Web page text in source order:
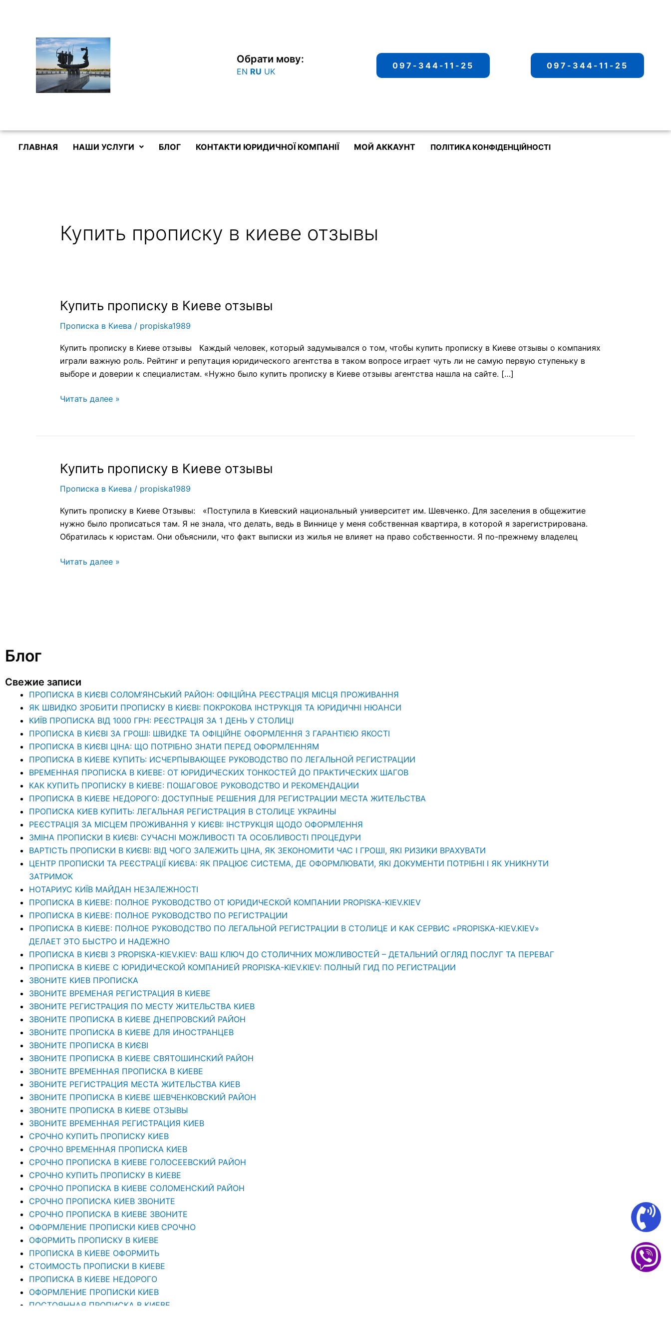
Обрати мову:
EN RU UK
097-344-11-25 097-344-11-25
ГЛАВНАЯ НАШИ УСЛУГИ БЛОГ КОНТАКТИ ЮРИДИЧНОЇ КОМПАНІЇ МОЙ АККАУНТ ПОЛІТИКА КОНФІДЕНЦІЙНОСТІ
Купить прописку в киеве отзывы
Купить прописку в Киеве отзывы
Прописка в Киева / propiska1989
Купить прописку в Киеве отзывы Каждый человек, который задумывался о том, чтобы купить прописку в Киеве отзывы о компаниях
играли важную роль. Рейтинг и репутация юридического агентства в таком вопросе играет чуть ли не самую первую ступеньку в
выборе и доверии к специалистам. «Нужно было купить прописку в Киеве отзывы агентства нашла на сайте. […]
Купить
прописку
в
Киеве
отзывы
Читать далее »
Купить прописку в Киеве отзывы
Прописка в Киева / propiska1989
Купить прописку в Киеве Отзывы: «Поступила в Киевский национальный университет им. Шевченко. Для заселения в общежитие
нужно было прописаться там. Я не знала, что делать, ведь в Виннице у меня собственная квартира, в которой я зарегистрирована.
Обратилась к юристам. Они объяснили, что факт выписки из жилья не влияет на право собственности. Я по-прежнему владелец
Купить
прописку
в
Киеве
отзывы
Читать далее »
Блог
Свежие записи
ПРОПИСКА В КИЄВІ СОЛОМ’ЯНСЬКИЙ РАЙОН: ОФІЦІЙНА РЕЄСТРАЦІЯ МІСЦЯ ПРОЖИВАННЯ
ЯК ШВИДКО ЗРОБИТИ ПРОПИСКУ В КИЄВІ: ПОКРОКОВА ІНСТРУКЦІЯ ТА ЮРИДИЧНІ НЮАНСИ
КИЇВ ПРОПИСКА ВІД 1000 ГРН: РЕЄСТРАЦІЯ ЗА 1 ДЕНЬ У СТОЛИЦІ
ПРОПИСКА В КИЄВІ ЗА ГРОШІ: ШВИДКЕ ТА ОФІЦІЙНЕ ОФОРМЛЕННЯ З ГАРАНТІЄЮ ЯКОСТІ
ПРОПИСКА В КИЄВІ ЦІНА: ЩО ПОТРІБНО ЗНАТИ ПЕРЕД ОФОРМЛЕННЯМ
ПРОПИСКА В КИЕВЕ КУПИТЬ: ИСЧЕРПЫВАЮЩЕЕ РУКОВОДСТВО ПО ЛЕГАЛЬНОЙ РЕГИСТРАЦИИ
ВРЕМЕННАЯ ПРОПИСКА В КИЕВЕ: ОТ ЮРИДИЧЕСКИХ ТОНКОСТЕЙ ДО ПРАКТИЧЕСКИХ ШАГОВ
КАК КУПИТЬ ПРОПИСКУ В КИЕВЕ: ПОШАГОВОЕ РУКОВОДСТВО И РЕКОМЕНДАЦИИ
ПРОПИСКА В КИЕВЕ НЕДОРОГО: ДОСТУПНЫЕ РЕШЕНИЯ ДЛЯ РЕГИСТРАЦИИ МЕСТА ЖИТЕЛЬСТВА
ПРОПИСКА КИЕВ КУПИТЬ: ЛЕГАЛЬНАЯ РЕГИСТРАЦИЯ В СТОЛИЦЕ УКРАИНЫ
РЕЄСТРАЦІЯ ЗА МІСЦЕМ ПРОЖИВАННЯ У КИЄВІ: ІНСТРУКЦІЯ ЩОДО ОФОРМЛЕННЯ
ЗМІНА ПРОПИСКИ В КИЄВІ: СУЧАСНІ МОЖЛИВОСТІ ТА ОСОБЛИВОСТІ ПРОЦЕДУРИ
ВАРТІСТЬ ПРОПИСКИ В КИЄВІ: ВІД ЧОГО ЗАЛЕЖИТЬ ЦІНА, ЯК ЗЕКОНОМИТИ ЧАС І ГРОШІ, ЯКІ РИЗИКИ ВРАХУВАТИ
ЦЕНТР ПРОПИСКИ ТА РЕЄСТРАЦІЇ КИЄВА: ЯК ПРАЦЮЄ СИСТЕМА, ДЕ ОФОРМЛЮВАТИ, ЯКІ ДОКУМЕНТИ ПОТРІБНІ І ЯК УНИКНУТИ
ЗАТРИМОК
НОТАРИУС КИЇВ МАЙДАН НЕЗАЛЕЖНОСТІ
ПРОПИСКА В КИЕВЕ: ПОЛНОЕ РУКОВОДСТВО ОТ ЮРИДИЧЕСКОЙ КОМПАНИИ PROPISKA-KIEV.KIEV
ПРОПИСКА В КИЕВЕ: ПОЛНОЕ РУКОВОДСТВО ПО РЕГИСТРАЦИИ
ПРОПИСКА В КИЕВЕ: ПОЛНОЕ РУКОВОДСТВО ПО ЛЕГАЛЬНОЙ РЕГИСТРАЦИИ В СТОЛИЦЕ И КАК СЕРВИС «PROPISKA-KIEV.KIEV»
ДЕЛАЕТ ЭТО БЫСТРО И НАДЕЖНО
ПРОПИСКА В КИЄВІ З PROPISKA-KIEV.KIEV: ВАШ КЛЮЧ ДО СТОЛИЧНИХ МОЖЛИВОСТЕЙ – ДЕТАЛЬНИЙ ОГЛЯД ПОСЛУГ ТА ПЕРЕВАГ
ПРОПИСКА В КИЕВЕ С ЮРИДИЧЕСКОЙ КОМПАНИЕЙ PROPISKA-KIEV.KIEV: ПОЛНЫЙ ГИД ПО РЕГИСТРАЦИИ
ЗВОНИТЕ КИЕВ ПРОПИСКА
ЗВОНИТЕ ВРЕМЕНАЯ РЕГИСТРАЦИЯ В КИЕВЕ
ЗВОНИТЕ РЕГИСТРАЦИЯ ПО МЕСТУ ЖИТЕЛЬСТВА КИЕВ
ЗВОНИТЕ ПРОПИСКА В КИЕВЕ ДНЕПРОВСКИЙ РАЙОН
ЗВОНИТЕ ПРОПИСКА В КИЕВЕ ДЛЯ ИНОСТРАНЦЕВ
ЗВОНИТЕ ПРОПИСКА В КИЄВІ
ЗВОНИТЕ ПРОПИСКА В КИЕВЕ СВЯТОШИНСКИЙ РАЙОН
ЗВОНИТЕ ВРЕМЕННАЯ ПРОПИСКА В КИЕВЕ
ЗВОНИТЕ РЕГИСТРАЦИЯ МЕСТА ЖИТЕЛЬСТВА КИЕВ
ЗВОНИТЕ ПРОПИСКА В КИЕВЕ ШЕВЧЕНКОВСКИЙ РАЙОН
ЗВОНИТЕ ПРОПИСКА В КИЕВЕ ОТЗЫВЫ
ЗВОНИТЕ ВРЕМЕННАЯ РЕГИСТРАЦИЯ КИЕВ
СРОЧНО КУПИТЬ ПРОПИСКУ КИЕВ
СРОЧНО ВРЕМЕННАЯ ПРОПИСКА КИЕВ
СРОЧНО ПРОПИСКА В КИЕВЕ ГОЛОСЕЕВСКИЙ РАЙОН
СРОЧНО КУПИТЬ ПРОПИСКУ В КИЕВЕ
CРОЧНО ПРОПИСКА В КИЕВЕ СОЛОМЕНСКИЙ РАЙОН
СРОЧНО ПРОПИСКА КИЕВ ЗВОНИТЕ
СРОЧНО ПРОПИСКА В КИЕВЕ ЗВОНИТЕ
ОФОРМЛЕНИЕ ПРОПИСКИ КИЕВ СРОЧНО
ОФОРМИТЬ ПРОПИСКУ В КИЕВЕ
ПРОПИСКА В КИЕВЕ ОФОРМИТЬ
СТОИМОСТЬ ПРОПИСКИ В КИЕВЕ
ПРОПИСКА В КИЕВЕ НЕДОРОГО
ОФОРМЛЕНИЕ ПРОПИСКИ КИЕВ
ПОСТОЯННАЯ ПРОПИСКА В КИЕВЕ